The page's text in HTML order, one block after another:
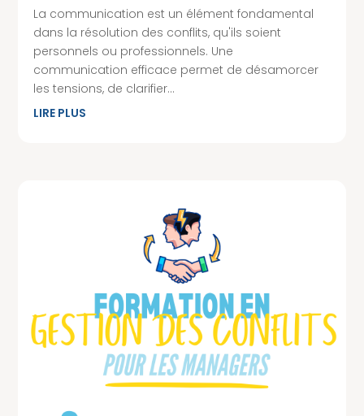
La communication est un élément fondamental
dans la résolution des conflits, qu'ils soient
personnels ou professionnels. Une
communication efficace permet de désamorcer
les tensions, de clarifier...
LIRE PLUS